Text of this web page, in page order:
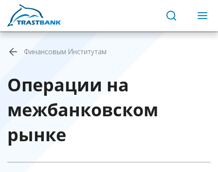
Финансовым Институтам
Операции на
межбанковском
рынке